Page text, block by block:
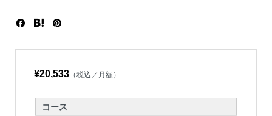
¥20,533（税込／月額）
コース